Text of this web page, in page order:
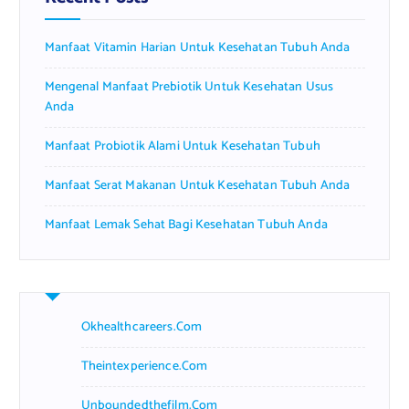
o
:Manfaat Vitamin Harian Untuk Kesehatan Tubuh Anda
Mengenal Manfaat Prebiotik Untuk Kesehatan Usus
Anda
Manfaat Probiotik Alami Untuk Kesehatan Tubuh
Manfaat Serat Makanan Untuk Kesehatan Tubuh Anda
Manfaat Lemak Sehat Bagi Kesehatan Tubuh Anda
Okhealthcareers.com
Theintexperience.com